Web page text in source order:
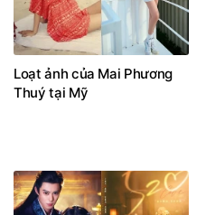
Loạt ảnh của Mai Phương
Thuý tại Mỹ